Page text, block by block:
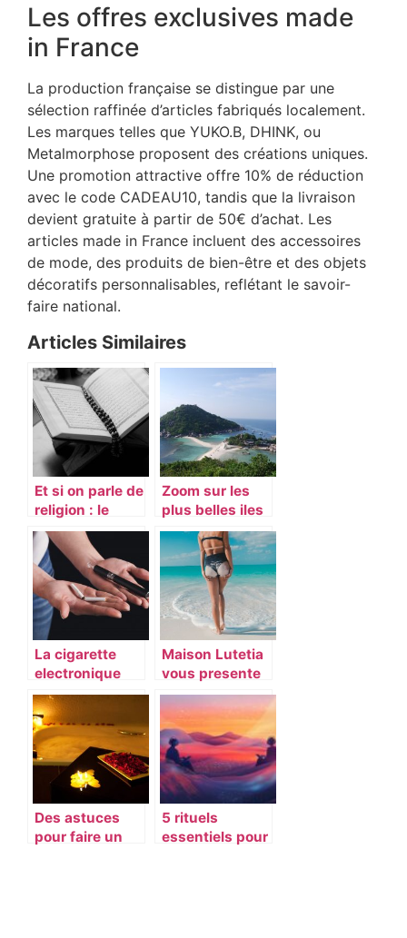
Les offres exclusives made
in France
La production française se distingue par une
sélection raffinée d’articles fabriqués localement.
Les marques telles que YUKO.B, DHINK, ou
Metalmorphose proposent des créations uniques.
Une promotion attractive offre 10% de réduction
avec le code CADEAU10, tandis que la livraison
devient gratuite à partir de 50€ d’achat. Les
articles made in France incluent des accessoires
de mode, des produits de bien-être et des objets
décoratifs personnalisables, reflétant le savoir-
faire national.
Articles Similaires
Et si on parle de
religion : le
ramadan avec
encore plus de
restrictions !
Zoom sur les
plus belles iles
de Thailande a
decouvrir
La cigarette
electronique
est-elle le
meilleur choix
pour stopper le
tabagisme ?
Maison Lutetia
vous presente
5 soins
esthetique
pour etre au
top cet ete
Des astuces
pour faire un
5 rituels
essentiels pour